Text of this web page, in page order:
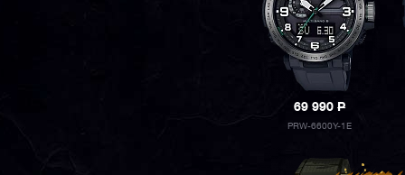
69 990P
PRW-6600Y-1E